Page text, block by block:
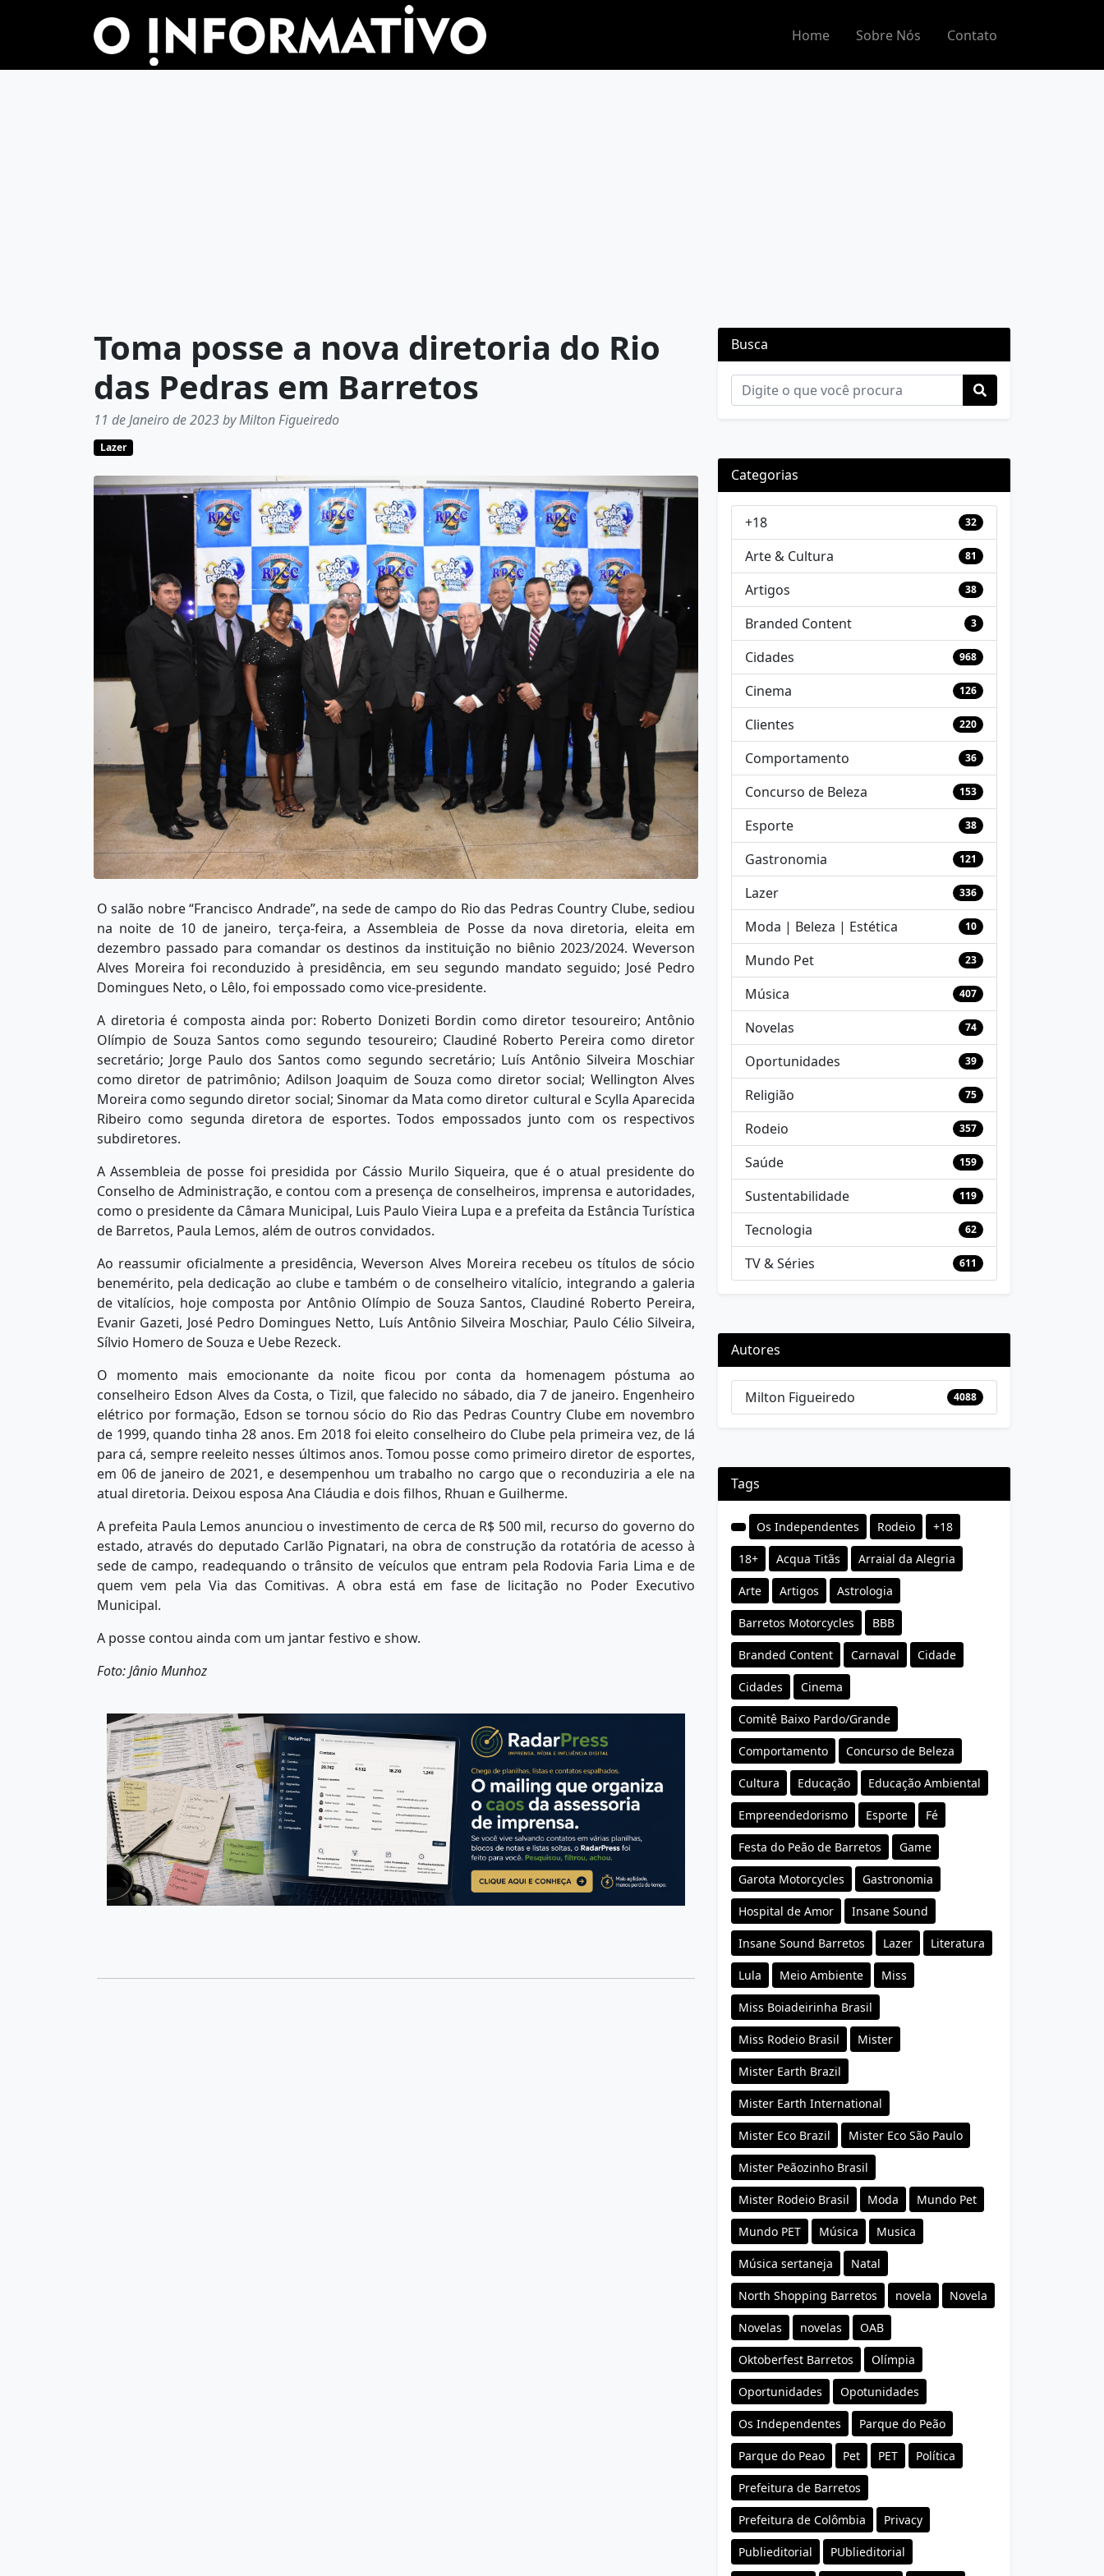
Home Sobre Nós Contato
Toma posse a nova diretoria do Rio
das Pedras em Barretos
11 de Janeiro de 2023 by Milton Figueiredo
Lazer
O salão nobre “Francisco Andrade”, na sede de campo do Rio das Pedras Country Clube, sediou
na noite de 10 de janeiro, terça-feira, a Assembleia de Posse da nova diretoria, eleita em
dezembro passado para comandar os destinos da instituição no biênio 2023/2024. Weverson
Alves Moreira foi reconduzido à presidência, em seu segundo mandato seguido; José Pedro
Domingues Neto, o Lêlo, foi empossado como vice-presidente.
A diretoria é composta ainda por: Roberto Donizeti Bordin como diretor tesoureiro; Antônio
Olímpio de Souza Santos como segundo tesoureiro; Claudiné Roberto Pereira como diretor
secretário; Jorge Paulo dos Santos como segundo secretário; Luís Antônio Silveira Moschiar
como diretor de patrimônio; Adilson Joaquim de Souza como diretor social; Wellington Alves
Moreira como segundo diretor social; Sinomar da Mata como diretor cultural e Scylla Aparecida
Ribeiro como segunda diretora de esportes. Todos empossados junto com os respectivos
subdiretores.
A Assembleia de posse foi presidida por Cássio Murilo Siqueira, que é o atual presidente do
Conselho de Administração, e contou com a presença de conselheiros, imprensa e autoridades,
como o presidente da Câmara Municipal, Luis Paulo Vieira Lupa e a prefeita da Estância Turística
de Barretos, Paula Lemos, além de outros convidados.
Ao reassumir oficialmente a presidência, Weverson Alves Moreira recebeu os títulos de sócio
benemérito, pela dedicação ao clube e também o de conselheiro vitalício, integrando a galeria
de vitalícios, hoje composta por Antônio Olímpio de Souza Santos, Claudiné Roberto Pereira,
Evanir Gazeti, José Pedro Domingues Netto, Luís Antônio Silveira Moschiar, Paulo Célio Silveira,
Sílvio Homero de Souza e Uebe Rezeck.
O momento mais emocionante da noite ficou por conta da homenagem póstuma ao
conselheiro Edson Alves da Costa, o Tizil, que falecido no sábado, dia 7 de janeiro. Engenheiro
elétrico por formação, Edson se tornou sócio do Rio das Pedras Country Clube em novembro
de 1999, quando tinha 28 anos. Em 2018 foi eleito conselheiro do Clube pela primeira vez, de lá
para cá, sempre reeleito nesses últimos anos. Tomou posse como primeiro diretor de esportes,
em 06 de janeiro de 2021, e desempenhou um trabalho no cargo que o reconduziria a ele na
atual diretoria. Deixou esposa Ana Cláudia e dois filhos, Rhuan e Guilherme.
A prefeita Paula Lemos anunciou o investimento de cerca de R$ 500 mil, recurso do governo do
estado, através do deputado Carlão Pignatari, na obra de construção da rotatória de acesso à
sede de campo, readequando o trânsito de veículos que entram pela Rodovia Faria Lima e de
quem vem pela Via das Comitivas. A obra está em fase de licitação no Poder Executivo
Municipal.
A posse contou ainda com um jantar festivo e show.
Foto: Jânio Munhoz
Busca
Categorias
+18 32
Arte & Cultura 81
Artigos 38
Branded Content 3
Cidades 968
Cinema 126
Clientes 220
Comportamento 36
Concurso de Beleza 153
Esporte 38
Gastronomia 121
Lazer 336
Moda | Beleza | Estética 10
Mundo Pet 23
Música 407
Novelas 74
Oportunidades 39
Religião 75
Rodeio 357
Saúde 159
Sustentabilidade 119
Tecnologia 62
TV & Séries 611
Autores
Milton Figueiredo 4088
Tags
Os Independentes Rodeio +18
18+ Acqua Titãs Arraial da Alegria
Arte Artigos Astrologia
Barretos Motorcycles BBB
Branded Content Carnaval Cidade
Cidades Cinema
Comitê Baixo Pardo/Grande
Comportamento Concurso de Beleza
Cultura Educação Educação Ambiental
Empreendedorismo Esporte Fé
Festa do Peão de Barretos Game
Garota Motorcycles Gastronomia
Hospital de Amor Insane Sound
Insane Sound Barretos Lazer Literatura
Lula Meio Ambiente Miss
Miss Boiadeirinha Brasil
Miss Rodeio Brasil Mister
Mister Earth Brazil
Mister Earth International
Mister Eco Brazil Mister Eco São Paulo
Mister Peãozinho Brasil
Mister Rodeio Brasil Moda Mundo Pet
Mundo PET Música Musica
Música sertaneja Natal
North Shopping Barretos novela Novela
Novelas novelas OAB
Oktoberfest Barretos Olímpia
Oportunidades Opotunidades
Os Independentes Parque do Peão
Parque do Peao Pet PET Política
Prefeitura de Barretos
Prefeitura de Colômbia Privacy
Publieditorial PUblieditorial